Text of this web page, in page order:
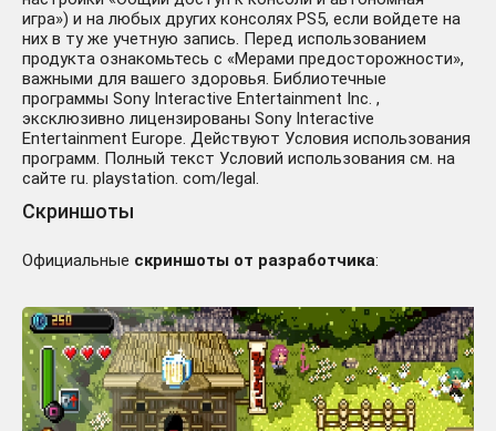
игра») и на любых других консолях PS5, если войдете на
них в ту же учетную запись. Перед использованием
продукта ознакомьтесь с «Мерами предосторожности»,
важными для вашего здоровья. Библиотечные
программы Sony Interactive Entertainment Inc. ,
эксклюзивно лицензированы Sony Interactive
Entertainment Europe. Действуют Условия использования
программ. Полный текст Условий использования см. на
сайте ru. playstation. com/legal.
Скриншоты
Официальные скриншоты от разработчика: